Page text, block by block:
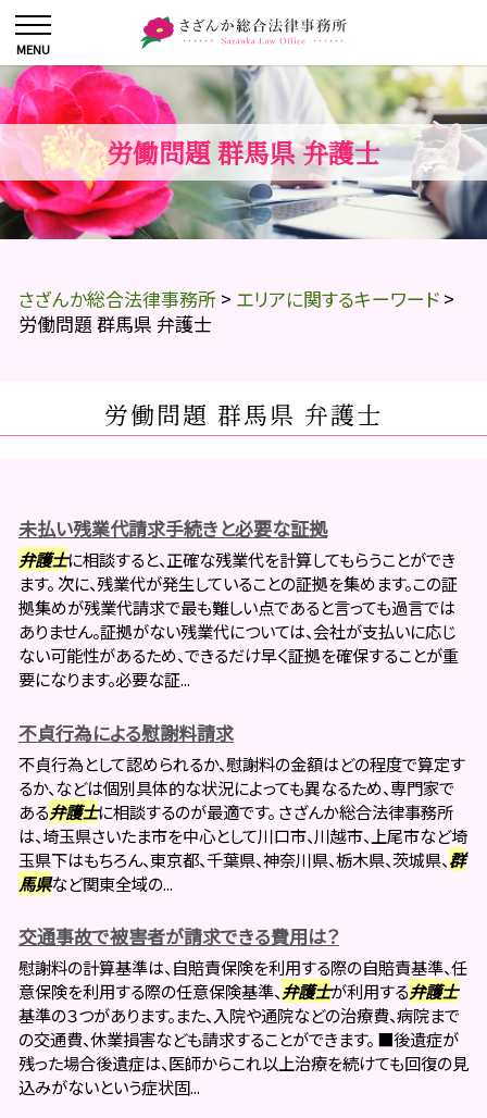
労働問題 群馬県 弁護士
さざんか総合法律事務所 > エリアに関するキーワード >
労働問題 群馬県 弁護士
労働問題 群馬県 弁護士
未払い残業代請求手続きと必要な証拠
弁護士に相談すると、正確な残業代を計算してもらうことができ
ます。 次に、残業代が発生していることの証拠を集めます。この証
拠集めが残業代請求で最も難しい点であると言っても過言では
ありません。証拠がない残業代については、会社が支払いに応じ
ない可能性があるため、できるだけ早く証拠を確保することが重
要になります。必要な証...
不貞行為による慰謝料請求
不貞行為として認められるか、慰謝料の金額はどの程度で算定す
るか、などは個別具体的な状況によっても異なるため、専門家で
ある弁護士に相談するのが最適です。 さざんか総合法律事務所
は、埼玉県さいたま市を中心として川口市、川越市、上尾市など埼
玉県下はもちろん、東京都、千葉県、神奈川県、栃木県、茨城県、群
馬県など関東全域の...
交通事故で被害者が請求できる費用は？
慰謝料の計算基準は、自賠責保険を利用する際の自賠責基準、任
意保険を利用する際の任意保険基準、 弁護士が利用する弁護士
基準の３つがあります。また、入院や通院などの治療費、病院まで
の交通費、休業損害なども請求することができます。 ■後遺症が
残った場合後遺症は、医師からこれ以上治療を続けても回復の見
込みがないという症状固...